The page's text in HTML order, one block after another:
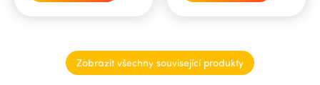
Zobrazit všechny související produkty